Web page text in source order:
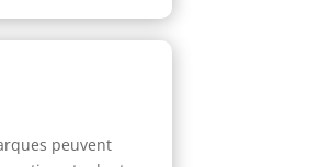
peuvent